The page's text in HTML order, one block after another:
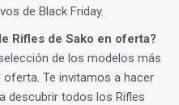
de Black Friday.
Rifles de Sako en oferta?
de los modelos más
Te invitamos a hacer
descubrir todos los Rifles